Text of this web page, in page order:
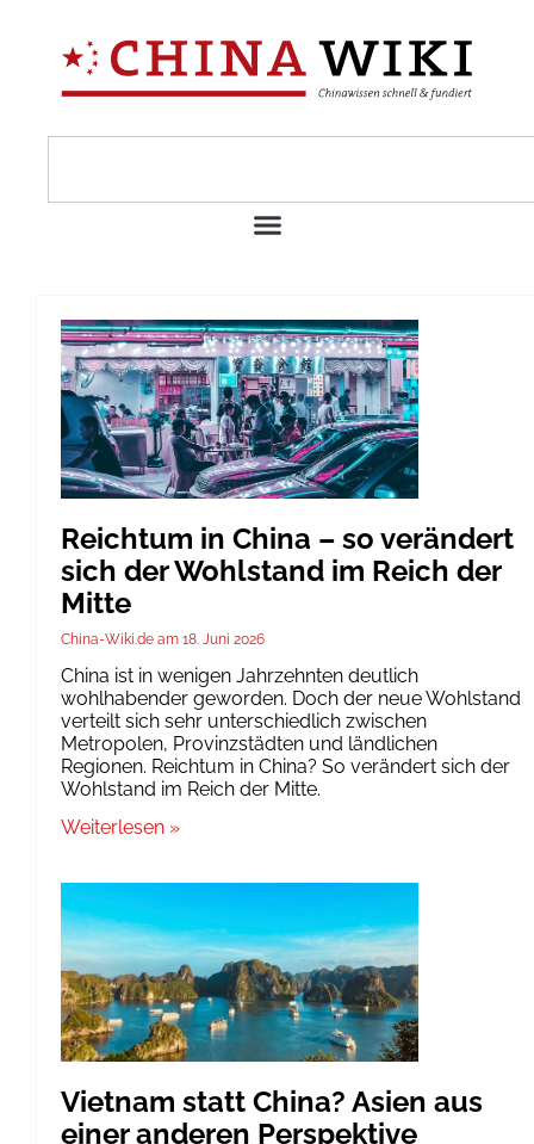
Reichtum in China – so verändert
sich der Wohlstand im Reich der
Mitte
China-Wiki.de 18. Juni 2026
China ist in wenigen Jahrzehnten deutlich
wohlhabender geworden. Doch der neue Wohlstand
verteilt sich sehr unterschiedlich zwischen
Metropolen, Provinzstädten und ländlichen
Regionen. Reichtum in China? So verändert sich der
Wohlstand im Reich der Mitte.
Weiterlesen »
Vietnam statt China? Asien aus
einer anderen Perspektive